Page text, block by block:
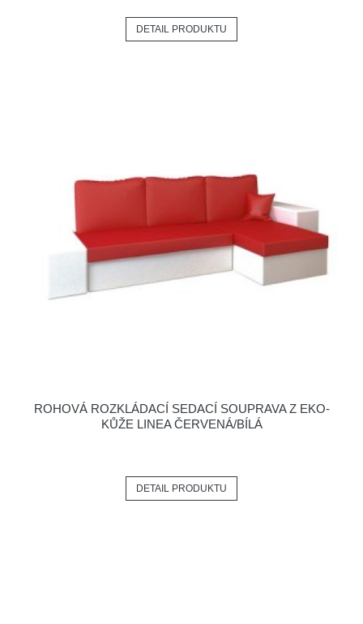
DETAIL PRODUKTU
ROHOVÁ ROZKLÁDACÍ SEDACÍ SOUPRAVA Z EKO-
KŮŽE LINEA ČERVENÁ/BÍLÁ
DETAIL PRODUKTU